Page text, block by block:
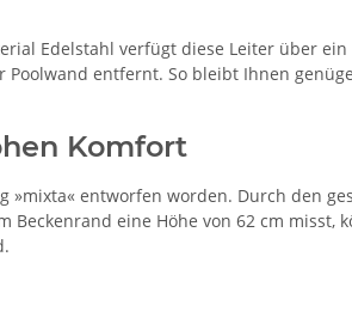
Edelstahl verfügt diese Leiter über
entfernt. So bleibt Ihnen
Komfort
entworfen worden. Durch den
eine Höhe von 62 cm